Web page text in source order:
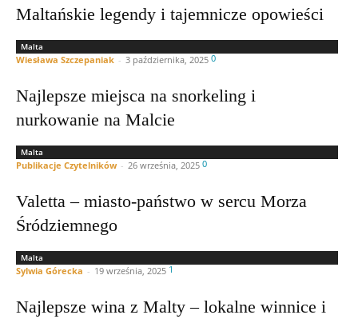
Maltańskie legendy i tajemnicze opowieści
Malta
Wiesława Szczepaniak - 3 października, 2025 0
Najlepsze miejsca na snorkeling i
nurkowanie na Malcie
Malta
Publikacje Czytelników - 26 września, 2025 0
Valetta – miasto-państwo w sercu Morza
Śródziemnego
Malta
Sylwia Górecka - 19 września, 2025 1
Najlepsze wina z Malty – lokalne winnice i